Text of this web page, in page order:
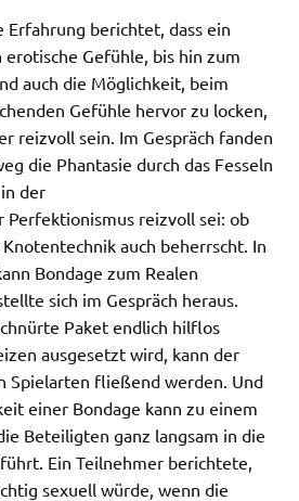
Erfahrung berichtet, dass ein
Gefühle, bis hin zum
auch die Möglichkeit, beim
Gefühle hervor zu locken,
reizvoll sein. Im Gespräch fanden
die Phantasie durch das Fesseln
der
Perfektionismus reizvoll sei: ob
auch beherrscht. In
Bondage zum Realen
sich im Gespräch heraus.
Paket endlich hilflos
ausgesetzt wird, kann der
Spielarten fließend werden. Und
einer Bondage kann zu einem
Beteiligten ganz langsam in die
Ein Teilnehmer berichtete,
sexuell würde, wenn die